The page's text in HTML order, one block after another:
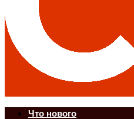
Что нового